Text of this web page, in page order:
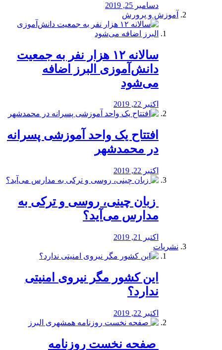
دسامبر 25, 2019
آموزش و پرورش
️سالانه ۱۲ هزار نفر به جمعیت
دانش‌آموزی البرز اضافه
می‌شود
اکتبر 22, 2019
افتتاح یک واحد آموزشی پسرانه
در محمدشهر
اکتبر 22, 2019
️ زبان چینی، روسی و ترکی به
مدارس می‌آید؟
اکتبر 21, 2019
نشریات
این کشور مگر نیروی امنیتی
ندارد؟
اکتبر 22, 2019
️ صفحه نخست روزنامه‌